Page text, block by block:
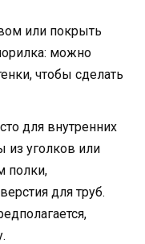
или покрыть
можно
чтобы сделать
для внутренних
из уголков или
полки,
для труб.